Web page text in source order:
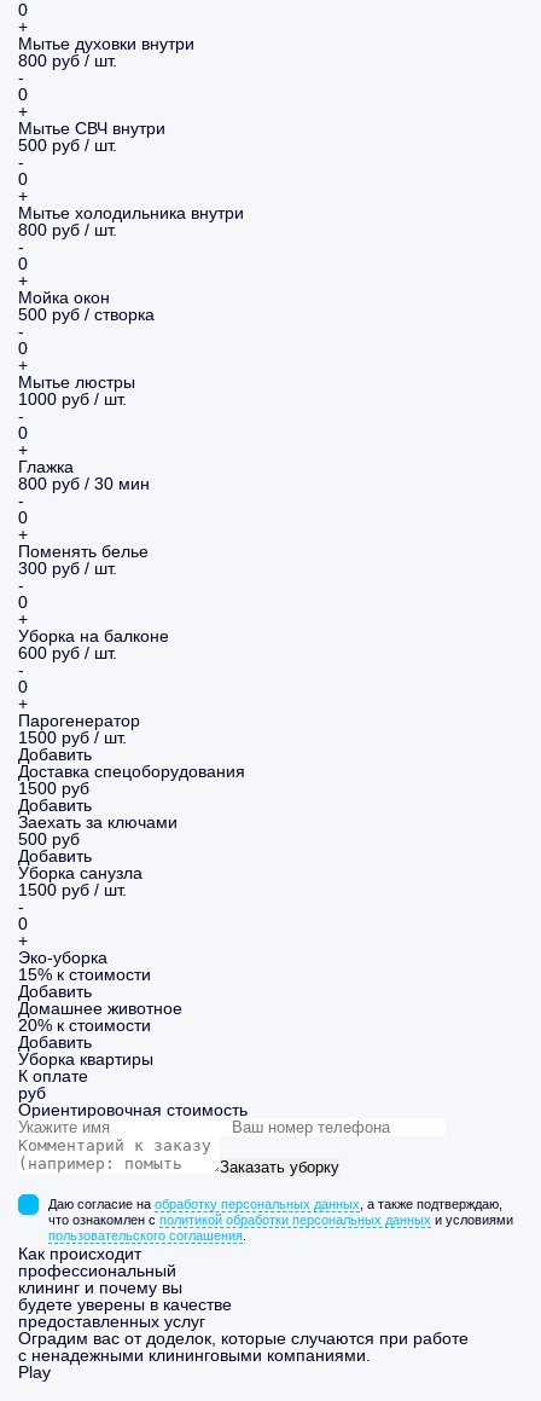
0
+
Мытье духовки внутри
800 руб / шт.
-
0
+
Мытье СВЧ внутри
500 руб / шт.
-
0
+
Мытье холодильника внутри
800 руб / шт.
-
0
+
Мойка окон
500 руб / створка
-
0
+
Мытье люстры
1000 руб / шт.
-
0
+
Глажка
800 руб / 30 мин
-
0
+
Поменять белье
300 руб / шт.
-
0
+
Уборка на балконе
600 руб / шт.
-
0
+
Парогенератор
1500 руб / шт.
Добавить
Доставка спецоборудования
1500 руб
Добавить
Заехать за ключами
500 руб
Добавить
Уборка санузла
1500 руб / шт.
-
0
+
Эко-уборка
15% к стоимости
Добавить
Домашнее животное
20% к стоимости
Добавить
Уборка квартиры
К оплате
руб
Ориентировочная стоимость
Заказать уборку
Даю согласие на обработку персональных данных , а также подтверждаю,
что ознакомлен с политикой обработки персональных данных и условиями
пользовательского соглашения
Как происходит
профессиональный
клининг и почему вы
будете уверены в качестве
предоставленных услуг
Оградим вас от доделок, которые случаются при работе
с ненадежными клининговыми компаниями.
Play